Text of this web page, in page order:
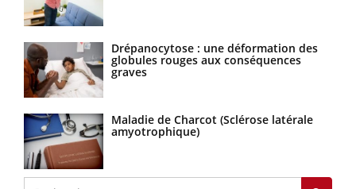
Drépanocytose : une déformation des
globules rouges aux conséquences
graves
Maladie de Charcot (Sclérose latérale
amyotrophique)